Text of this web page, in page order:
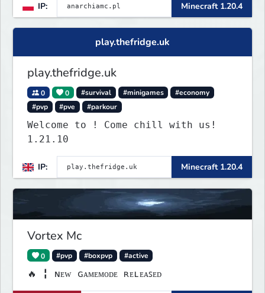
IP: Minecraft 1.20.4
play.thefridge.uk
play.thefridge.uk
0 0 #survival #minigames
#economy
#pvp
#pve #parkour
Welcome to ! Come chill with us!
1.21.10
IP: Minecraft 1.20.4
Vortex Mc
0 #pvp #boxpvp #active
🔥 ╏ ɴᴇᴡ ɢᴀᴍᴇᴍᴏᴅᴇ ʀᴇʟᴇᴀꜱᴇᴅ